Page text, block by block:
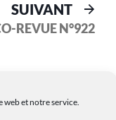
web et notre service.
SUIVANT
REVUE N°922